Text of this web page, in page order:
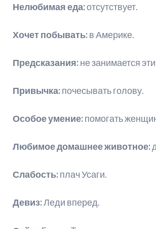
Нелюбимая еда:отсутствует.
Хочет побывать:в Америке.
Предсказания:не занимается
Привычка:почесывать голову.
Особое умение:помогать
Любимое домашнее животное:
Слабость:плач Усаги.
Девиз:Леди вперед.